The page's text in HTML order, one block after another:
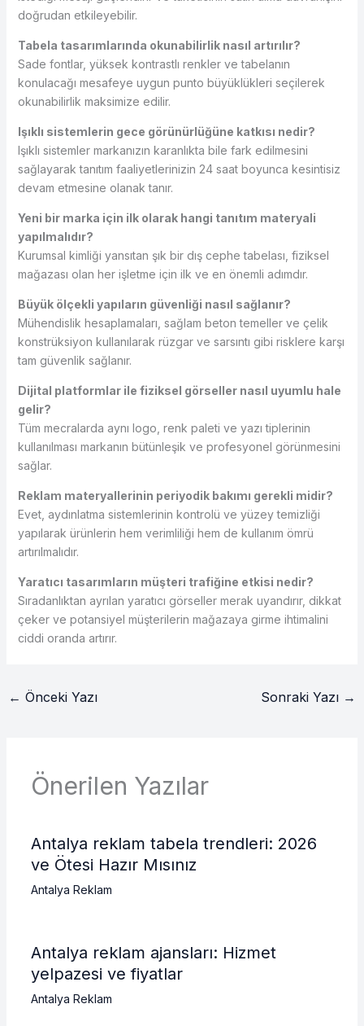
doğrudan etkileyebilir.
Tabela tasarımlarında okunabilirlik nasıl artırılır?
Sade fontlar, yüksek kontrastlı renkler ve tabelanın
konulacağı mesafeye uygun punto büyüklükleri seçilerek
okunabilirlik maksimize edilir.
Işıklı sistemlerin gece görünürlüğüne katkısı nedir?
Işıklı sistemler markanızın karanlıkta bile fark edilmesini
sağlayarak tanıtım faaliyetlerinizin 24 saat boyunca kesintisiz
devam etmesine olanak tanır.
Yeni bir marka için ilk olarak hangi tanıtım materyali
yapılmalıdır?
Kurumsal kimliği yansıtan şık bir dış cephe tabelası, fiziksel
mağazası olan her işletme için ilk ve en önemli adımdır.
Büyük ölçekli yapıların güvenliği nasıl sağlanır?
Mühendislik hesaplamaları, sağlam beton temeller ve çelik
konstrüksiyon kullanılarak rüzgar ve sarsıntı gibi risklere karşı
tam güvenlik sağlanır.
Dijital platformlar ile fiziksel görseller nasıl uyumlu hale
gelir?
Tüm mecralarda aynı logo, renk paleti ve yazı tiplerinin
kullanılması markanın bütünleşik ve profesyonel görünmesini
sağlar.
Reklam materyallerinin periyodik bakımı gerekli midir?
Evet, aydınlatma sistemlerinin kontrolü ve yüzey temizliği
yapılarak ürünlerin hem verimliliği hem de kullanım ömrü
artırılmalıdır.
Yaratıcı tasarımların müşteri trafiğine etkisi nedir?
Sıradanlıktan ayrılan yaratıcı görseller merak uyandırır, dikkat
çeker ve potansiyel müşterilerin mağazaya girme ihtimalini
ciddi oranda artırır.
← Önceki Yazı Sonraki Yazı →
Önerilen Yazılar
Antalya reklam tabela trendleri: 2026
ve Ötesi Hazır Mısınız
Antalya Reklam
Antalya reklam ajansları: Hizmet
yelpazesi ve fiyatlar
Antalya Reklam